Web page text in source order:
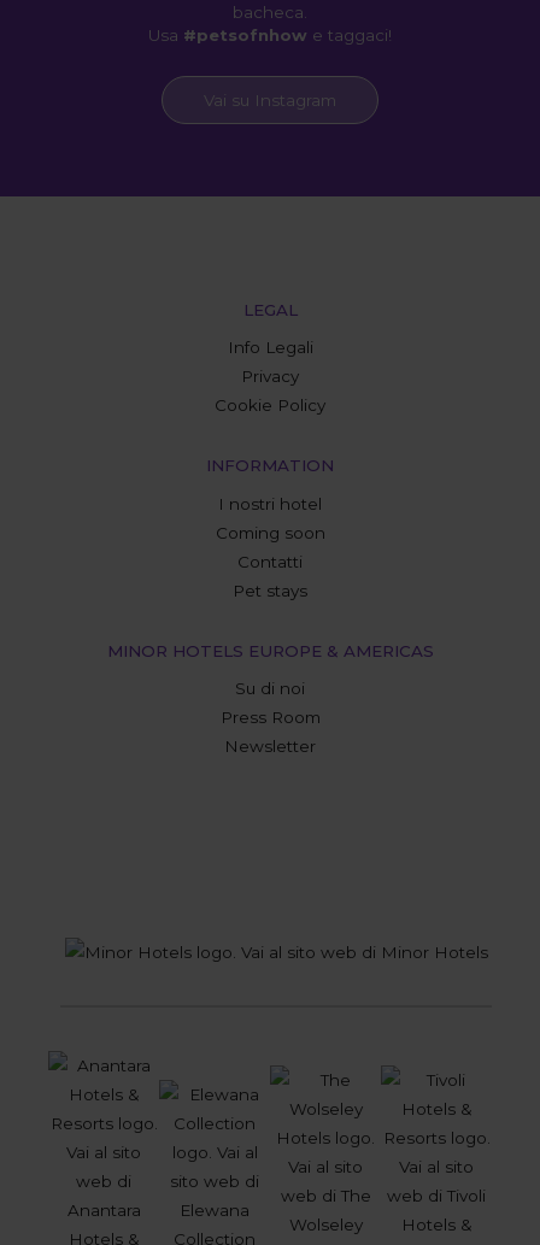
bacheca.
Usa #petsofnhow e taggaci!
Vai su Instagram
LEGAL
Info Legali
Privacy
Cookie Policy
INFORMATION
I nostri hotel
Coming soon
Contatti
Pet stays
MINOR HOTELS EUROPE & AMERICAS
Su di noi
Press Room
Newsletter